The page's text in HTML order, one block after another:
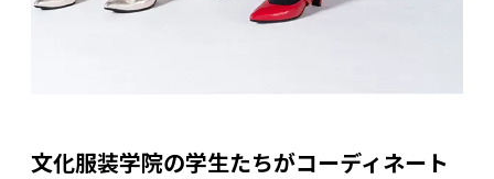
文化服装学院の学生たちがコーディネート